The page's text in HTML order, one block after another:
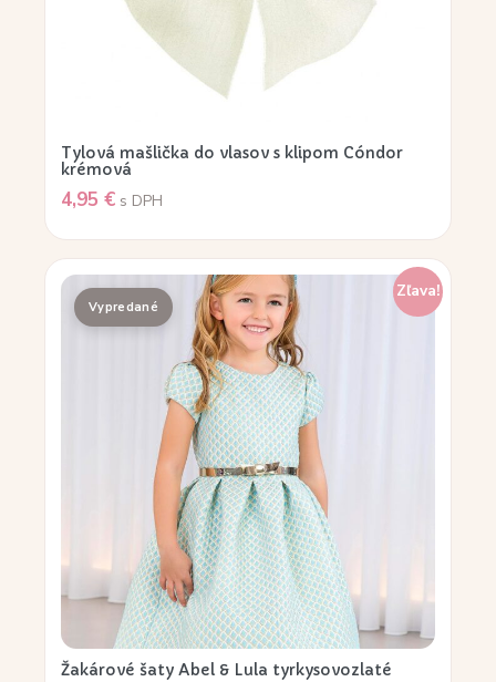
Tylová mašlička do vlasov s klipom Cóndor
krémová
4,95 € s DPH
Zľava!
Žakárové šaty Abel & Lula tyrkysovozlaté